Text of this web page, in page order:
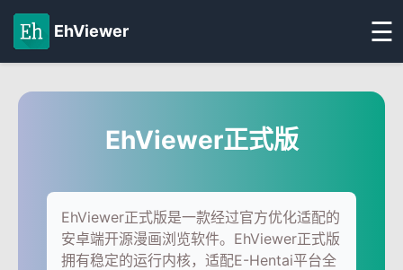
EhViewer ☰
EhViewer正式版
EhViewer正式版是一款经过官方优化适配的
安卓端开源漫画浏览软件。EhViewer正式版
拥有稳定的运行内核，适配E-Hentai平台全